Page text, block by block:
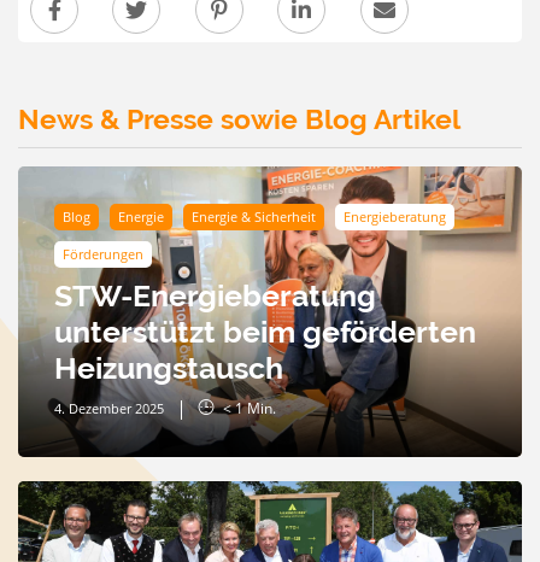
News & Presse sowie Blog Artikel
Blog Energie Energie & Sicherheit Energieberatung
Förderungen
STW-Energieberatung
unterstützt beim geförderten
Heizungstausch
4. Dezember 2025 < 1Min.